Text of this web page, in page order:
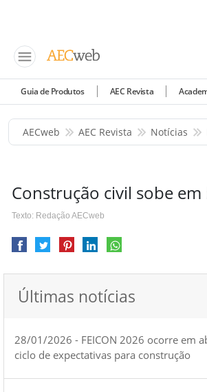
Guia de Produtos AEC Revista
AECweb AEC Revista Notícias
Construção civil sobe
Texto: Redação AECweb
Últimas notícias
28/01/2026 - FEICON 2026 ocorre em
ciclo de expectativas para construção